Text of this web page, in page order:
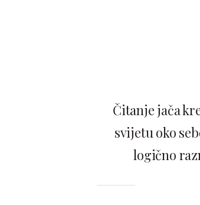
Čitanje jača
svijetu oko
logično